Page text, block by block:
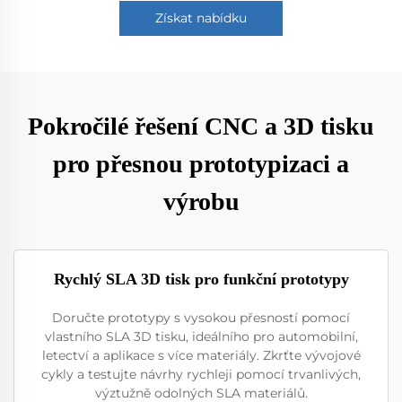
Získat nabídku
Pokročilé řešení CNC a 3D tisku
pro přesnou prototypizaci a
výrobu
Rychlý SLA 3D tisk pro funkční prototypy
Doručte prototypy s vysokou přesností pomocí
vlastního SLA 3D tisku, ideálního pro automobilní,
letectví a aplikace s více materiály. Zkrťte vývojové
cykly a testujte návrhy rychleji pomocí trvanlivých,
výztužně odolných SLA materiálů.